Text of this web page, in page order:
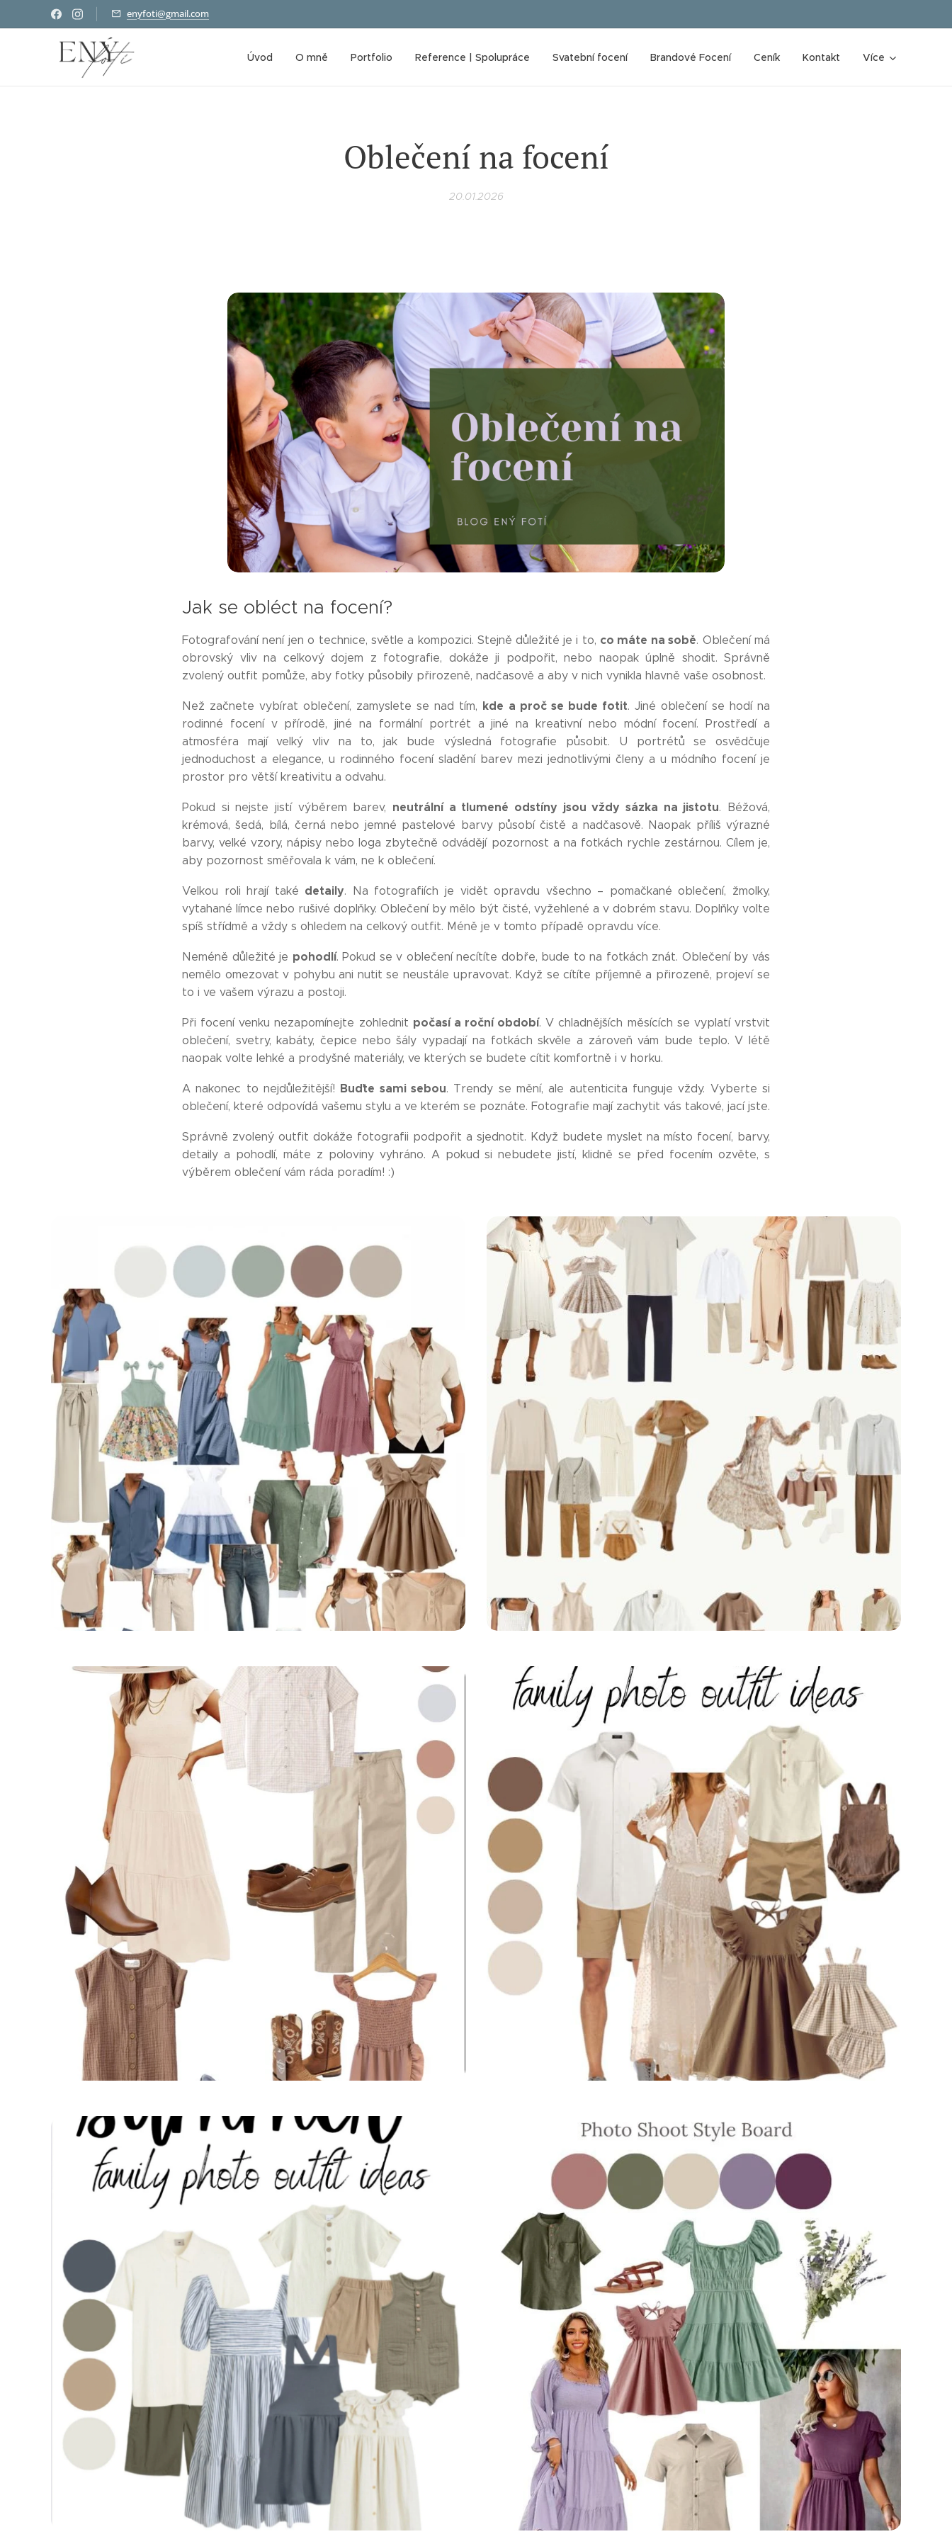
enyfoti@gmail.com
Úvod O mně Portfolio Reference | Spolupráce Svatební focení Brandové Focení Ceník Kontakt Více
Oblečení na focení
20.01.2026
Jak se obléct na focení?
Fotografování není jen o technice, světle a kompozici. Stejně důležité je i to, co máte na sobě. Oblečení má
obrovský vliv na celkový dojem z fotografie, dokáže ji podpořit, nebo naopak úplně shodit. Správně
zvolený outfit pomůže, aby fotky působily přirozeně, nadčasově a aby v nich vynikla hlavně vaše osobnost.
Než začnete vybírat oblečení, zamyslete se nad tím, kde a proč se bude fotit. Jiné oblečení se hodí na
rodinné focení v přírodě, jiné na formální portrét a jiné na kreativní nebo módní focení. Prostředí a
atmosféra mají velký vliv na to, jak bude výsledná fotografie působit. U portrétů se osvědčuje
jednoduchost a elegance, u rodinného focení sladění barev mezi jednotlivými členy a u módního focení je
prostor pro větší kreativitu a odvahu.
Pokud si nejste jistí výběrem barev, neutrální a tlumené odstíny jsou vždy sázka na jistotu. Béžová,
krémová, šedá, bílá, černá nebo jemné pastelové barvy působí čistě a nadčasově. Naopak příliš výrazné
barvy, velké vzory, nápisy nebo loga zbytečně odvádějí pozornost a na fotkách rychle zestárnou. Cílem je,
aby pozornost směřovala k vám, ne k oblečení.
Velkou roli hrají také detaily. Na fotografiích je vidět opravdu všechno – pomačkané oblečení, žmolky,
vytahané límce nebo rušivé doplňky. Oblečení by mělo být čisté, vyžehlené a v dobrém stavu. Doplňky volte
spíš střídmě a vždy s ohledem na celkový outfit. Méně je v tomto případě opravdu více.
Neméně důležité je pohodlí. Pokud se v oblečení necítíte dobře, bude to na fotkách znát. Oblečení by vás
nemělo omezovat v pohybu ani nutit se neustále upravovat. Když se cítíte příjemně a přirozeně, projeví se
to i ve vašem výrazu a postoji.
Při focení venku nezapomínejte zohlednit počasí a roční období. V chladnějších měsících se vyplatí vrstvit
oblečení, svetry, kabáty, čepice nebo šály vypadají na fotkách skvěle a zároveň vám bude teplo. V létě
naopak volte lehké a prodyšné materiály, ve kterých se budete cítit komfortně i v horku.
A nakonec to nejdůležitější! Buďte sami sebou. Trendy se mění, ale autenticita funguje vždy. Vyberte si
oblečení, které odpovídá vašemu stylu a ve kterém se poznáte. Fotografie mají zachytit vás takové, jací jste.
Správně zvolený outfit dokáže fotografii podpořit a sjednotit. Když budete myslet na místo focení, barvy,
detaily a pohodlí, máte z poloviny vyhráno. A pokud si nebudete jistí, klidně se před focením ozvěte, s
výběrem oblečení vám ráda poradím! :)